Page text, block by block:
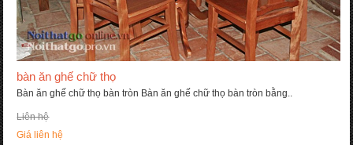
bàn ăn ghế chữ thọ
Bàn ăn ghế chữ thọ bàn tròn Bàn ăn ghế chữ thọ bàn tròn bằng..
Liên hệ
Giá liên hệ